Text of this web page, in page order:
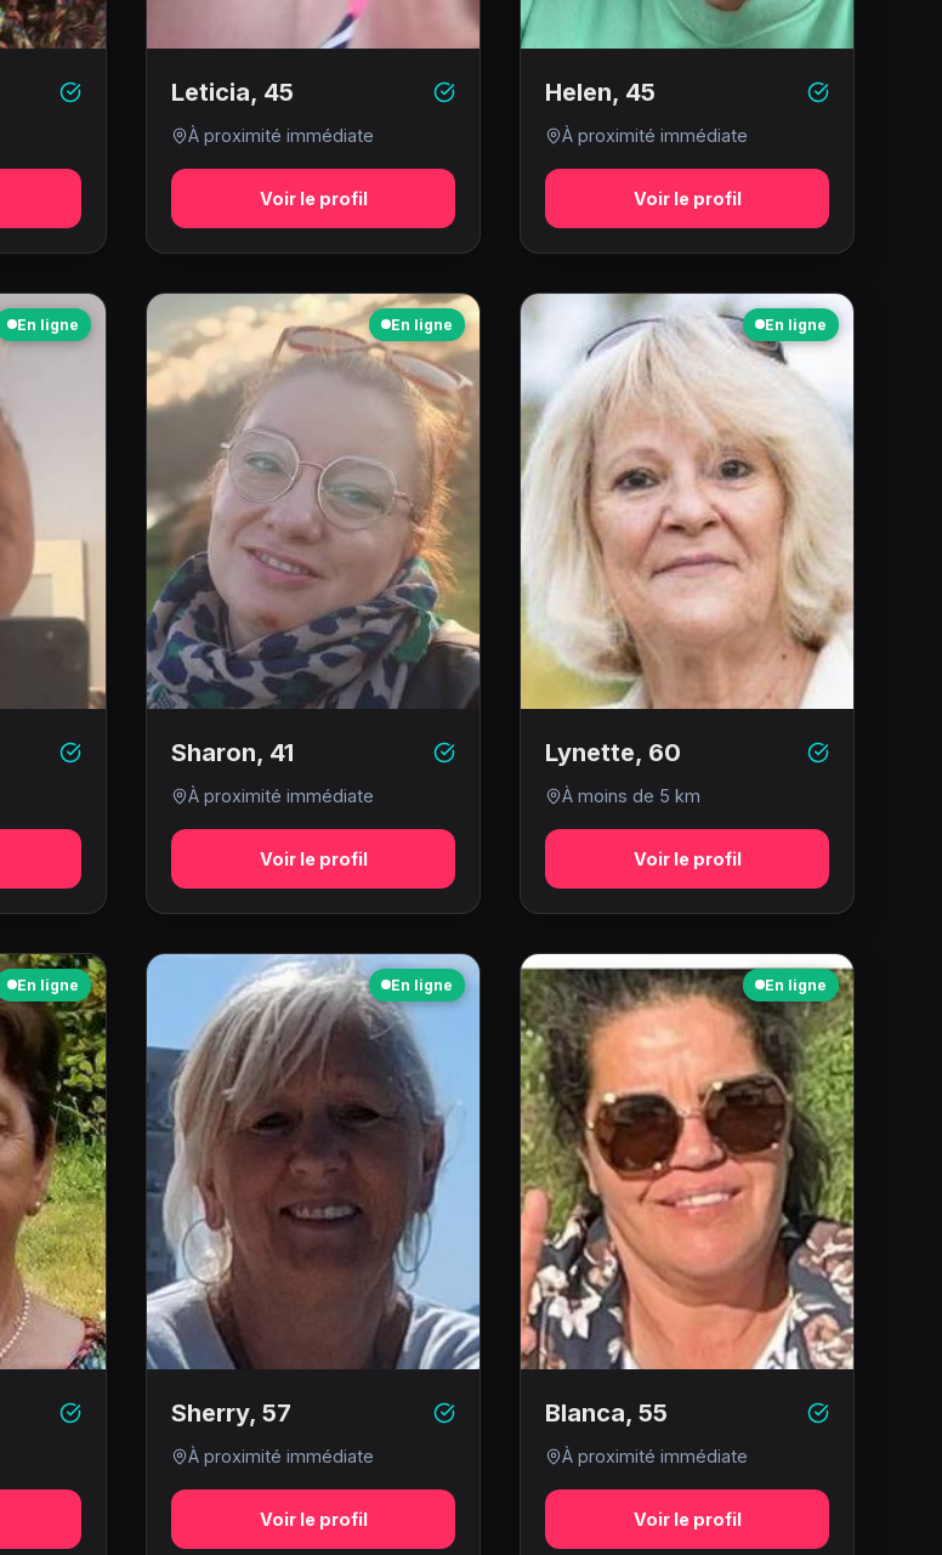
Leticia, 45
À proximité immédiate
Voir le profil
Helen, 45
À proximité immédiate
Voir le profil
En ligne En ligne
Sharon, 41
À proximité immédiate
Voir le profil
En ligne
Lynette, 60
À moins de 5 km
Voir le profil
En ligne En ligne
Sherry, 57
À proximité immédiate
Voir le profil
En ligne
Blanca, 55
À proximité immédiate
Voir le profil